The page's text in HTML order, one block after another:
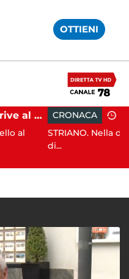
OTTIENI
10:06
Nella decorsa serata i